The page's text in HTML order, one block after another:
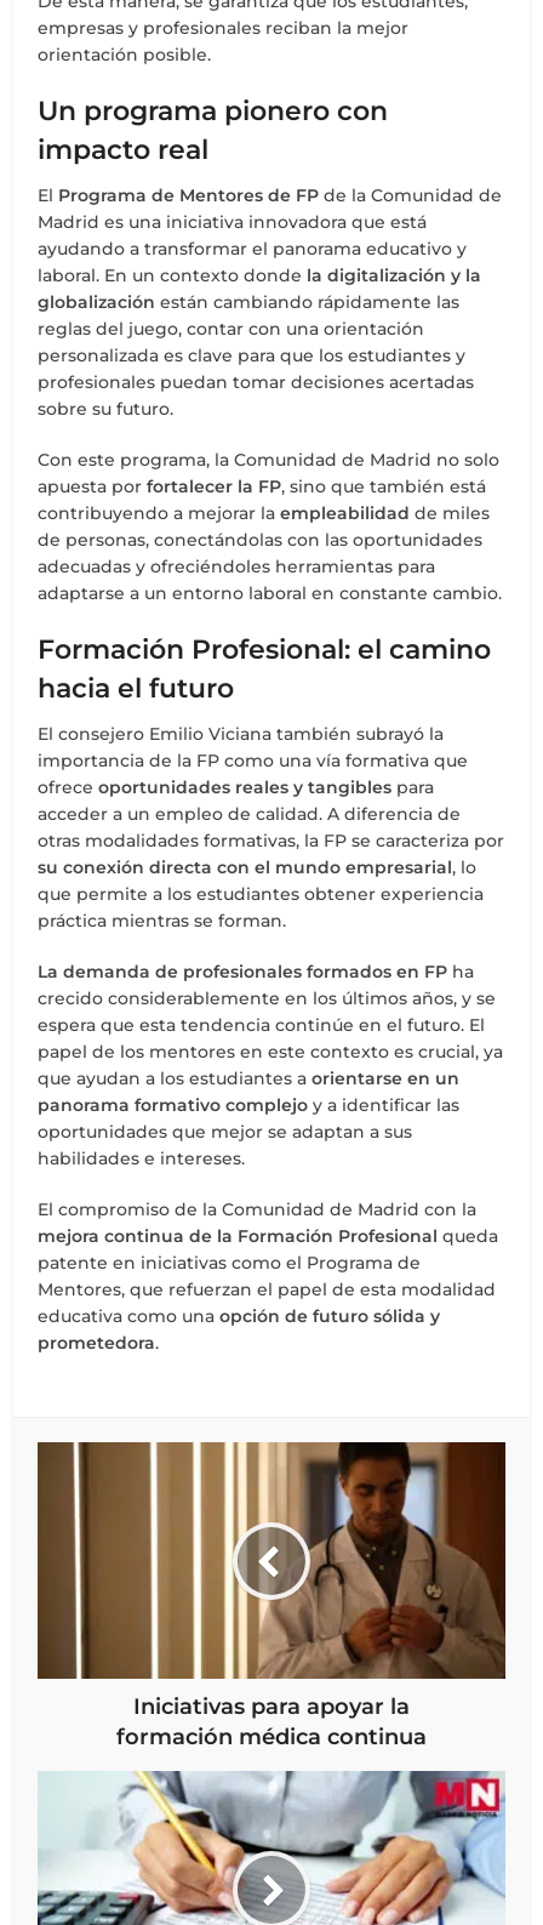
empresas y profesionales reciban la mejor
orientación posible.
Un programa pionero con
impacto real
El Programa de Mentores de FP de la Comunidad de
Madrid es una iniciativa innovadora que está
ayudando a transformar el panorama educativo y
laboral. En un contexto donde la digitalización y la
globalización están cambiando rápidamente las
reglas del juego, contar con una orientación
personalizada es clave para que los estudiantes y
profesionales puedan tomar decisiones acertadas
sobre su futuro.
Con este programa, la Comunidad de Madrid no solo
apuesta porfortalecer la FP, sino que también está
contribuyendo a mejorar laempleabilidad de miles
de personas, conectándolas con las oportunidades
adecuadas y ofreciéndoles herramientas para
adaptarse a un entorno laboral en constante cambio.
Formación Profesional: el camino
hacia el futuro
El consejero Emilio Viciana también subrayó la
importancia de la FP como una vía formativa que
ofreceoportunidades reales y tangibles para
acceder a un empleo de calidad. A diferencia de
otras modalidades formativas, la FP se caracteriza por
su conexión directa con el mundo empresarial, lo
que permite a los estudiantes obtener experiencia
práctica mientras se forman.
La demanda de profesionales formados en FP ha
crecido considerablemente en los últimos años, y se
espera que esta tendencia continúe en el futuro. El
papel de los mentores en este contexto es crucial, ya
que ayudan a los estudiantes aorientarse en un
panorama formativo complejo y a identificar las
oportunidades que mejor se adaptan a sus
habilidades e intereses.
El compromiso de la Comunidad de Madrid con la
mejora continua de la Formación Profesional queda
patente en iniciativas como el Programa de
Mentores, que refuerzan el papel de esta modalidad
educativa como unaopción de futuro sólida y
prometedora.
Iniciativas para apoyar la
formación médica continua